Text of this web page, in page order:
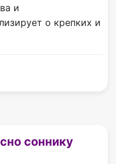
и
о крепких и
соннику